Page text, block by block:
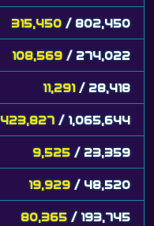
315,450 / 802,450
108,569 / 274,022
11,291 / 28,418
423,827 / 1,065,644
9,525 / 23,359
19,929 / 48,520
80,365 / 193,745